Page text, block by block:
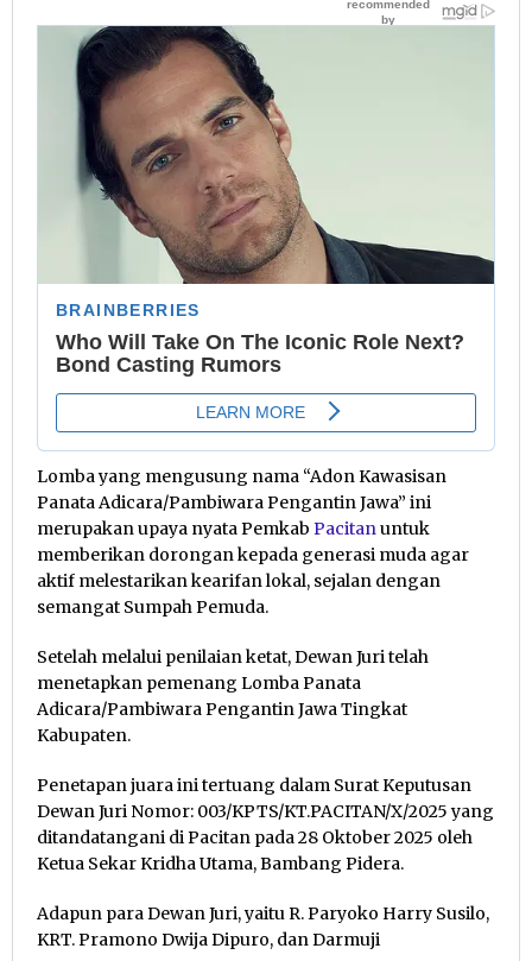
Lomba yang mengusung nama “Adon Kawasisan
Panata Adicara/Pambiwara Pengantin Jawa” ini
merupakan upaya nyata Pemkab Pacitanuntuk
memberikan dorongan kepada generasi muda agar
aktif melestarikan kearifan lokal, sejalan dengan
semangat Sumpah Pemuda.
Setelah melalui penilaian ketat, Dewan Juri telah
menetapkan pemenang Lomba Panata
Adicara/Pambiwara Pengantin Jawa Tingkat
Kabupaten.
Penetapan juara ini tertuang dalam Surat Keputusan
Dewan Juri Nomor: 003/KPTS/KT.PACITAN/X/2025 yang
ditandatangani di Pacitan pada 28 Oktober 2025 oleh
Ketua Sekar Kridha Utama, Bambang Pidera.
Adapun para Dewan Juri, yaitu R. Paryoko Harry Susilo,
KRT. Pramono Dwija Dipuro, dan Darmuji